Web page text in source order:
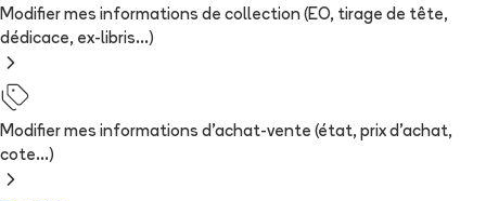
Modifier mes informations de collection (EO, tirage de tête,
dédicace, ex-libris...)
Modifier mes informations d'achat-vente (état, prix d'achat,
cote...)